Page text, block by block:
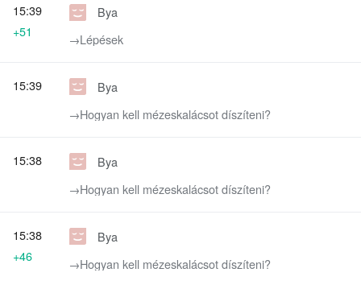
Bya
→‎Lépések
15:39
+51
Bya
→‎Hogyan kell mézeskalácsot díszíteni?
15:39
Bya
→‎Hogyan kell mézeskalácsot díszíteni?
15:38
Bya
→‎Hogyan kell mézeskalácsot díszíteni?
15:38
+46